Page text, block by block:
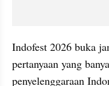
Indofest 2026 buka
pertanyaan yang
penyelenggaraan